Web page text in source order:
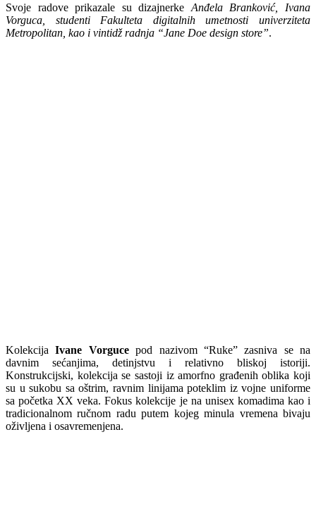
Svoje radove prikazale su dizajnerke Anđela Branković, Ivana
Vorguca, studenti Fakulteta digitalnih umetnosti univerziteta
Metropolitan, kao i vintidž radnja “Jane Doe design store”.
KolekcijaIvane Vorgucepod nazivom “Ruke” zasniva se na
davnim sećanjima, detinjstvu i relativno bliskoj istoriji.
Konstrukcijski, kolekcija se sastoji iz amorfno građenih oblika koji
su u sukobu sa oštrim, ravnim linijama poteklim iz vojne uniforme
sa početka XX veka. Fokus kolekcije je na unisex komadima kao i
tradicionalnom ručnom radu putem kojeg minula vremena bivaju
oživljena i osavremenjena.